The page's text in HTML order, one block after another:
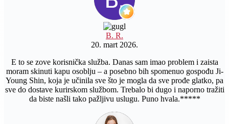
B. R.
20. mart 2026.
E to se zove korisnička služba. Danas sam imao problem i zaista
moram skinuti kapu osoblju – a posebno bih spomenuo gospođu Ji-
Young Shin, koja je učinila sve što je mogla da sve prođe glatko, pa
sve do dostave kurirskom službom. Trebalo bi dugo i naporno tražiti
da biste našli tako pažljivu uslugu. Puno hvala.*****